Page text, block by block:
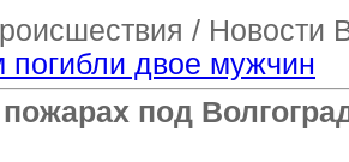
/ Новости
погибли двое мужчин
пожарах под